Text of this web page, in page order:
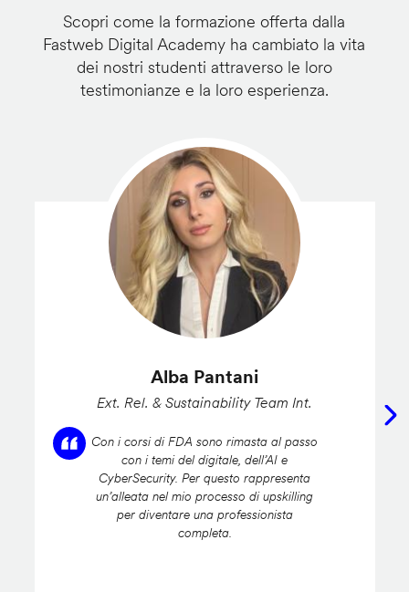
Scopri come la formazione offerta dalla
Fastweb Digital Academy ha cambiato la vita
dei nostri studenti attraverso le loro
testimonianze e la loro esperienza.
Alba Pantani
Ext. Rel. & Sustainability Team Int.
Con i corsi di FDA sono rimasta al passo
con i temi del digitale, dell’AI e
CyberSecurity. Per questo rappresenta
un’alleata nel mio processo di upskilling
per diventare una professionista
completa.